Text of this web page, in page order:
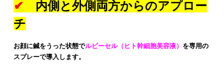
✔︎ 内側と外側両方からのアプロー
チ
お顔に鍼をうった状態でルビーセル（ヒト幹細胞美容液） を専用の
スプレーで導入します。